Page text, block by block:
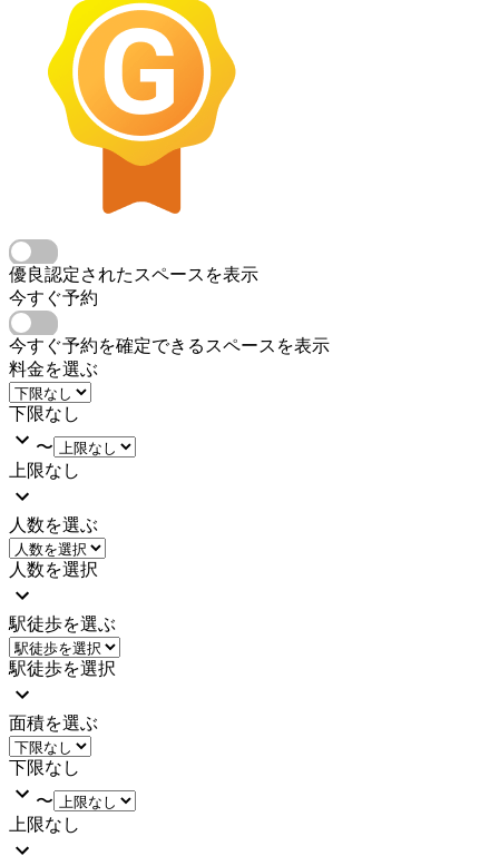
優良認定されたスペースを表示
今すぐ予約
今すぐ予約を確定できるスペースを表示
料金を選ぶ
下限なし
〜
上限なし
人数を選ぶ
人数を選択
駅徒歩を選ぶ
駅徒歩を選択
面積を選ぶ
下限なし
〜
上限なし